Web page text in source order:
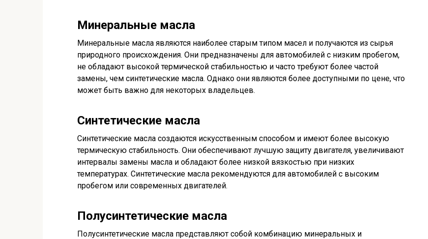
Минеральные масла
Минеральные масла являются наиболее старым типом масел и получаются из сырья
природного происхождения. Они предназначены для автомобилей с низким пробегом,
не обладают высокой термической стабильностью и часто требуют более частой
замены, чем синтетические масла. Однако они являются более доступными по цене, что
может быть важно для некоторых владельцев.
Синтетические масла
Синтетические масла создаются искусственным способом и имеют более высокую
термическую стабильность. Они обеспечивают лучшую защиту двигателя, увеличивают
интервалы замены масла и обладают более низкой вязкостью при низких
температурах. Синтетические масла рекомендуются для автомобилей с высоким
пробегом или современных двигателей.
Полусинтетические масла
Полусинтетические масла представляют собой комбинацию минеральных и